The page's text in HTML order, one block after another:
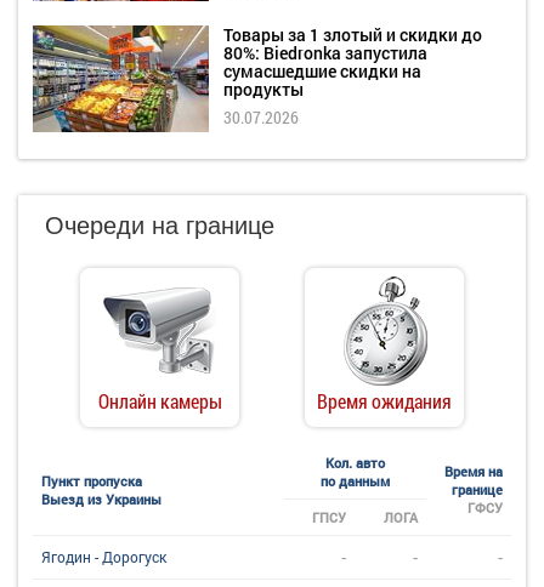
Товары за 1 злотый и скидки до
80%: Biedronka запустила
сумасшедшие скидки на
продукты
30.07.2026
Очереди на границе
Онлайн камеры Время ожидания
Пункт пропуска
Выезд из Украины
Кол. авто
по данным
Время на
границе
ГФСУ
ГПСУ ЛОГА
Ягодин - Дорогуск - - -